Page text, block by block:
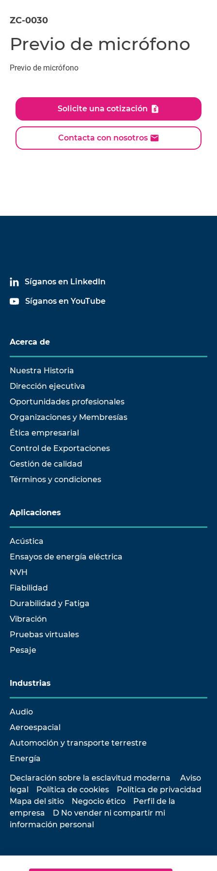
ZC-0030
Previo de micrófono
Previo de micrófono
Solicite una cotización
Contacta con nosotros
Síganos en LinkedIn
Síganos en YouTube
Acerca de
Nuestra Historia
Dirección ejecutiva
Oportunidades profesionales
Organizaciones y Membresías
Ética empresarial
Control de Exportaciones
Gestión de calidad
Términos y condiciones
Aplicaciones
Acústica
Ensayos de energía eléctrica
NVH
Fiabilidad
Durabilidad y Fatiga
Vibración
Pruebas virtuales
Pesaje
Industrias
Audio
Aeroespacial
Automoción y transporte terrestre
Energía
Declaración sobre la esclavitud moderna
Aviso
legal
Política de cookies
Política de privacidad
Mapa del sitio
Negocio ético
Perfil de la
empresa
D No vender ni compartir mi
información personal